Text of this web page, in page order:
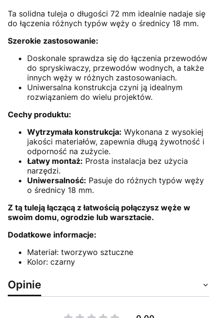
Ta solidna tuleja o długości 72 mm idealnie nadaje się
do łączenia różnych typów węży o średnicy 18 mm.
Szerokie zastosowanie:
Doskonale sprawdza się do łączenia przewodów
do spryskiwaczy, przewodów wodnych, a także
innych węży w różnych zastosowaniach.
Uniwersalna konstrukcja czyni ją idealnym
rozwiązaniem do wielu projektów.
Cechy produktu:
Wytrzymała konstrukcja: Wykonana z wysokiej
jakości materiałów, zapewnia długą żywotność i
odporność na zużycie.
Łatwy montaż: Prosta instalacja bez użycia
narzędzi.
Uniwersalność: Pasuje do różnych typów węży
o średnicy 18 mm.
Z tą tuleją łączącą z łatwością połączysz węże w
swoim domu, ogrodzie lub warsztacie.
Dodatkowe informacje:
Materiał: tworzywo sztuczne
Kolor: czarny
Opinie